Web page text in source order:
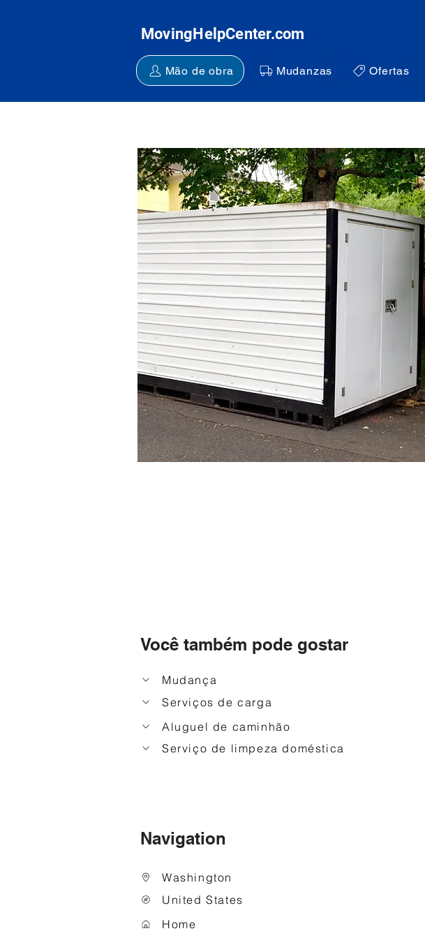
MovingHelpCenter.com
Mão de obra Mudanzas Ofertas
Você também pode gostar
Mudança
Serviços de carga
Aluguel de caminhão
Serviço de limpeza doméstica
Navigation
Washington
United States
Home